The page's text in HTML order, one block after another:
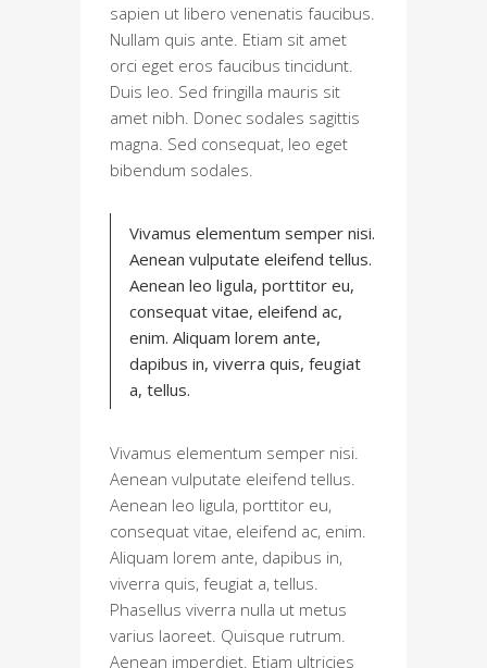
sapien ut libero venenatis faucibus.
Nullam quis ante. Etiam sit amet
orci eget eros faucibus tincidunt.
Duis leo. Sed fringilla mauris sit
amet nibh. Donec sodales sagittis
magna. Sed consequat, leo eget
bibendum sodales.
Vivamus elementum semper nisi.
Aenean vulputate eleifend tellus.
Aenean leo ligula, porttitor eu,
consequat vitae, eleifend ac,
enim. Aliquam lorem ante,
dapibus in, viverra quis, feugiat
a, tellus.
Vivamus elementum semper nisi.
Aenean vulputate eleifend tellus.
Aenean leo ligula, porttitor eu,
consequat vitae, eleifend ac, enim.
Aliquam lorem ante, dapibus in,
viverra quis, feugiat a, tellus.
Phasellus viverra nulla ut metus
varius laoreet. Quisque rutrum.
Aenean imperdiet. Etiam ultricies